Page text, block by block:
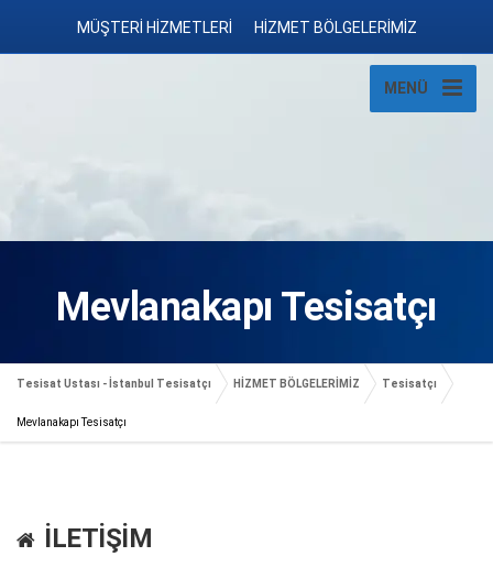
MÜŞTERİ HİZMETLERİ HİZMET BÖLGELERİMİZ
MENÜ
Mevlanakapı Tesisatçı
Tesisat Ustası - İstanbul Tesisatçı HİZMET BÖLGELERİMİZ Tesisatçı
Mevlanakapı Tesisatçı
İLETİŞİM